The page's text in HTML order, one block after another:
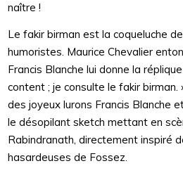
naître !
Le fakir birman est la coqueluche
humoristes. Maurice Chevalier
Francis Blanche lui donne la
content ; je consulte le fakir birman.
des joyeux lurons Francis Blanche
le désopilant sketch mettant en
Rabindranath, directement inspiré
hasardeuses de Fossez.